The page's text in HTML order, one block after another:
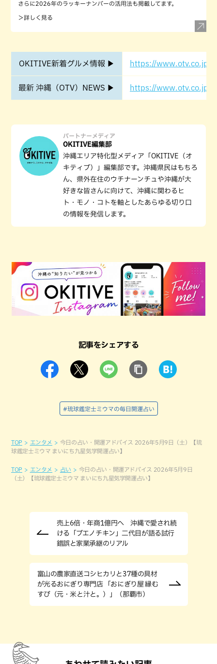
さらに2026年のラッキーナンバーの活用法も掲載してます。
＞詳しく見る
OKITIVE新着グルメ情報 ▶ https://www.otv.co.jp/
最新 沖縄（OTV）NEWS ▶ https://www.otv.co.jp/
パートナーメディア
OKITIVE編集部
沖縄エリア特化型メディア「OKITIVE（オ
キティブ）」編集部です。沖縄県民はもちろ
ん、県外在住のウチナーンチュや沖縄が大
好きな皆さんに向けて、沖縄に関わるヒ
ト・モノ・コトを軸としたあらゆる切り口
の情報を発信します。
記事をシェアする
#琉球鑑定士ミウマの毎日開運占い
TOP エンタメ
今日の占い・開運アドバイス 2026年5月9日（土）【琉
球鑑定士ミウマ まいにち九星気学開運占い】
TOP エンタメ 占い
今日の占い・開運アドバイス 2026年5月9日
（土）【琉球鑑定士ミウマ まいにち九星気学開運占い】
売上6倍・年商1億円へ 沖縄で愛され続
ける「ブエノチキン」二代目が語る試行
錯誤と家業承継のリアル
富山の農家直送コシヒカリと37種の具材
が光るおにぎり専門店 「おにぎり屋 縁む
すび（元・米と汁と。）」（那覇市）